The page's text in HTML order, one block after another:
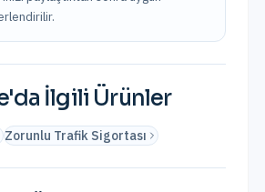
'da İlgili Ürünler
Zorunlu Trafik Sigortası